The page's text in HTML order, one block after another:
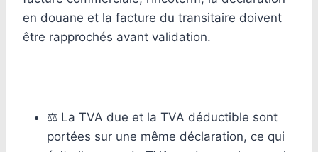
en douane et la facture du transitaire doivent
être rapprochés avant validation.
⚖️ La TVA due et la TVA déductible sont
portées sur une même déclaration, ce qui